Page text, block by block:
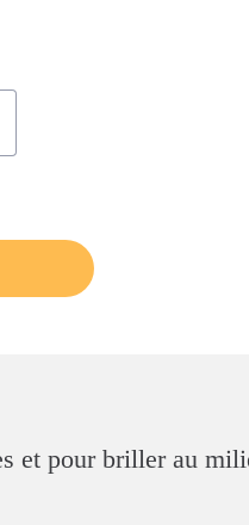
et pour briller au